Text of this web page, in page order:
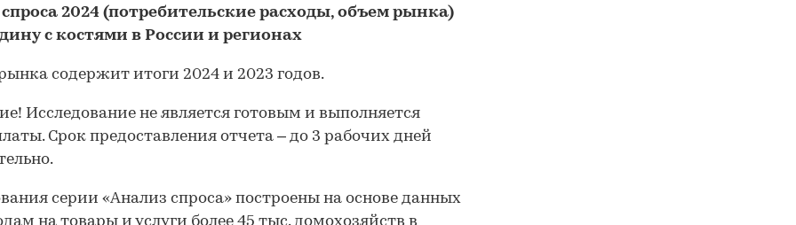
2024 (потребительские расходы, объем рынка)
с костями в России и регионах
содержит итоги 2024 и 2023 годов.
Исследование не является готовым и выполняется
Срок предоставления отчета – до 3 рабочих дней
серии «Анализ спроса» построены на основе данных
на товары и услуги более 45 тыс. домохозяйств в